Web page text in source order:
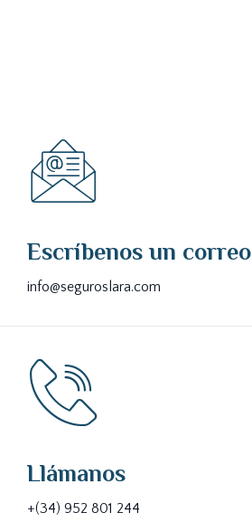
Escríbenos un correo
info@seguroslara.com
Llámanos
+(34) 952 801 244